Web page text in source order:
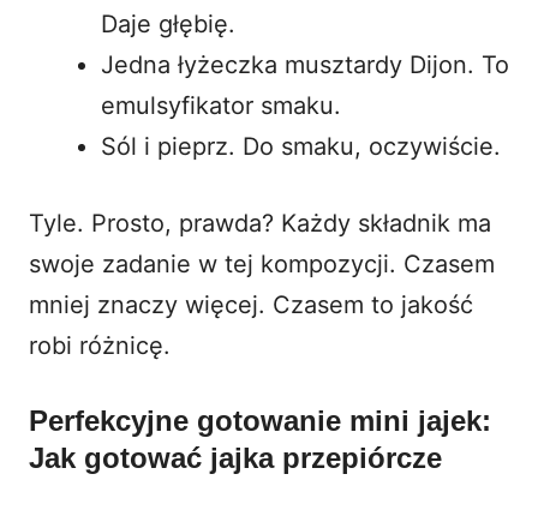
Daje głębię.
Jedna łyżeczka musztardy Dijon. To
emulsyfikator smaku.
Sól i pieprz. Do smaku, oczywiście.
Tyle. Prosto, prawda? Każdy składnik ma
swoje zadanie w tej kompozycji. Czasem
mniej znaczy więcej. Czasem to jakość
robi różnicę.
Perfekcyjne gotowanie mini jajek:
Jak gotować jajka przepiórcze